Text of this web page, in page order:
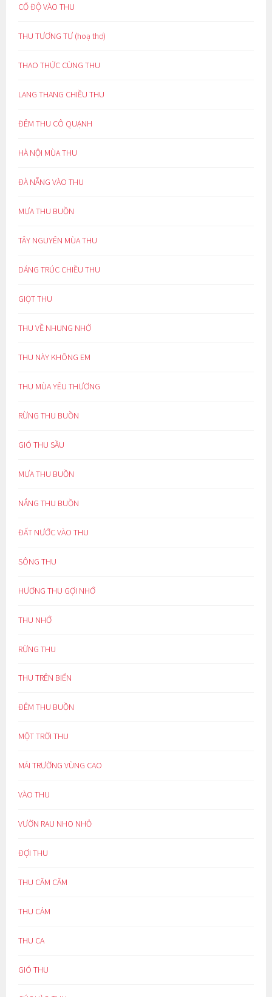
CỔ ĐỘ VÀO THU
THU TƯƠNG TƯ (hoạ thơ)
THAO THỨC CÙNG THU
LANG THANG CHIỀU THU
ĐÊM THU CÔ QUẠNH
HÀ NỘI MÙA THU
ĐÀ NẴNG VÀO THU
MƯA THU BUỒN
TÂY NGUYÊN MÙA THU
DÁNG TRÚC CHIỀU THU
GIỌT THU
THU VỀ NHUNG NHỚ
THU NÀY KHÔNG EM
THU MÙA YÊU THƯƠNG
RỪNG THU BUỒN
GIÓ THU SẦU
MƯA THU BUỒN
NẮNG THU BUỒN
ĐẤT NƯỚC VÀO THU
SÔNG THU
HƯƠNG THU GỢI NHỚ
THU NHỚ
RỪNG THU
THU TRÊN BIỂN
ĐÊM THU BUỒN
MỘT TRỜI THU
MÁI TRƯỜNG VÙNG CAO
VÀO THU
VƯỜN RAU NHO NHỎ
ĐỢI THU
THU CĂM CĂM
THU CẢM
THU CA
GIÓ THU